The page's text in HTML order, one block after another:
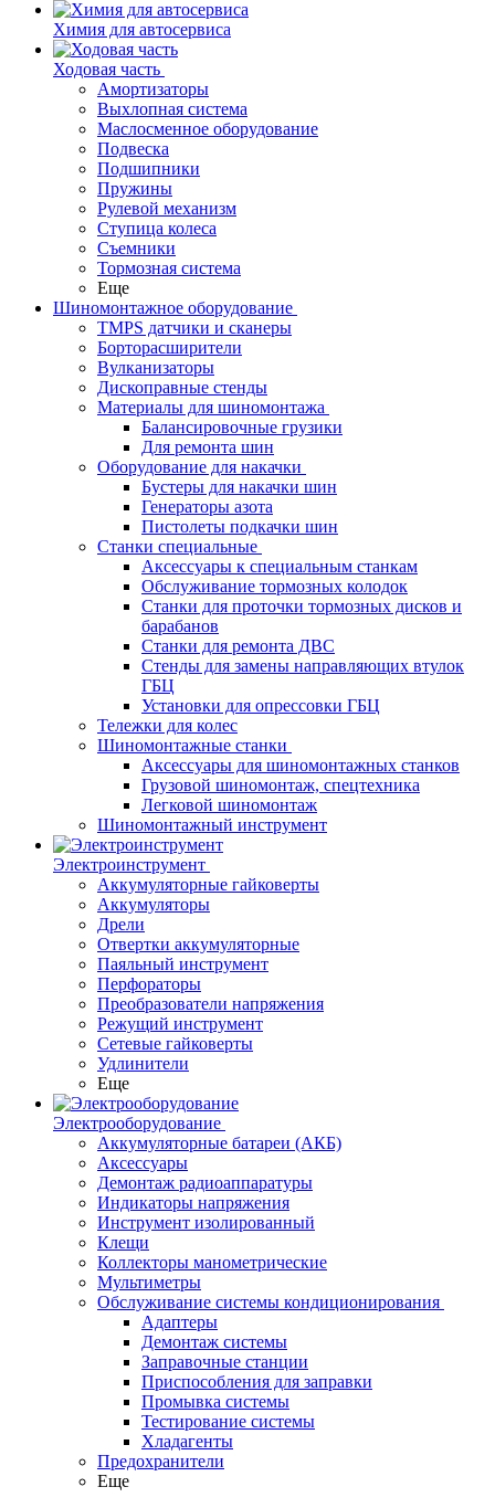
Химия для автосервиса
Ходовая часть
Амортизаторы
Выхлопная система
Маслосменное оборудование
Подвеска
Подшипники
Пружины
Рулевой механизм
Ступица колеса
Съемники
Тормозная система
Еще
Шиномонтажное оборудование
TMPS датчики и сканеры
Борторасширители
Вулканизаторы
Дископравные стенды
Материалы для шиномонтажа
Балансировочные грузики
Для ремонта шин
Оборудование для накачки
Бустеры для накачки шин
Генераторы азота
Пистолеты подкачки шин
Станки специальные
Аксессуары к специальным станкам
Обслуживание тормозных колодок
Станки для проточки тормозных дисков и
барабанов
Станки для ремонта ДВС
Стенды для замены направляющих втулок
ГБЦ
Установки для опрессовки ГБЦ
Тележки для колес
Шиномонтажные станки
Аксессуары для шиномонтажных станков
Грузовой шиномонтаж, спецтехника
Легковой шиномонтаж
Шиномонтажный инструмент
Электроинструмент
Аккумуляторные гайковерты
Аккумуляторы
Дрели
Отвертки аккумуляторные
Паяльный инструмент
Перфораторы
Преобразователи напряжения
Режущий инструмент
Сетевые гайковерты
Удлинители
Еще
Электрооборудование
Аккумуляторные батареи (АКБ)
Аксессуары
Демонтаж радиоаппаратуры
Индикаторы напряжения
Инструмент изолированный
Клещи
Коллекторы манометрические
Мультиметры
Обслуживание системы кондиционирования
Адаптеры
Демонтаж системы
Заправочные станции
Приспособления для заправки
Промывка системы
Тестирование системы
Хладагенты
Предохранители
Еще